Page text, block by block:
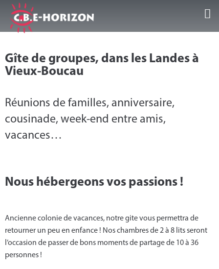
Nos Guest Center
Infos et conseils
Français
Gîte de groupes, dans les Landes à
Vieux-Boucau
Réunions de familles, anniversaire,
cousinade, week-end entre amis,
vacances…
Nous hébergeons vos passions !
Ancienne colonie de vacances, notre gite vous permettra de
retourner un peu en enfance ! Nos chambres de 2 à 8 lits seront
l’occasion de passer de bons moments de partage de 10 à 36
personnes !